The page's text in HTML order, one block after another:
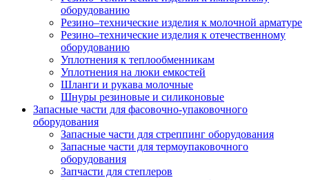
оборудованию
Резино–технические изделия к молочной арматуре
Резино–технические изделия к отечественному
оборудованию
Уплотнения к теплообменникам
Уплотнения на люки емкостей
Шланги и рукава молочные
Шнуры резиновые и силиконовые
Запасные части для фасовочно-упаковочного
оборудования
Запасные части для стреппинг оборудования
Запасные части для термоупаковочного
оборудования
Запчасти для степлеров